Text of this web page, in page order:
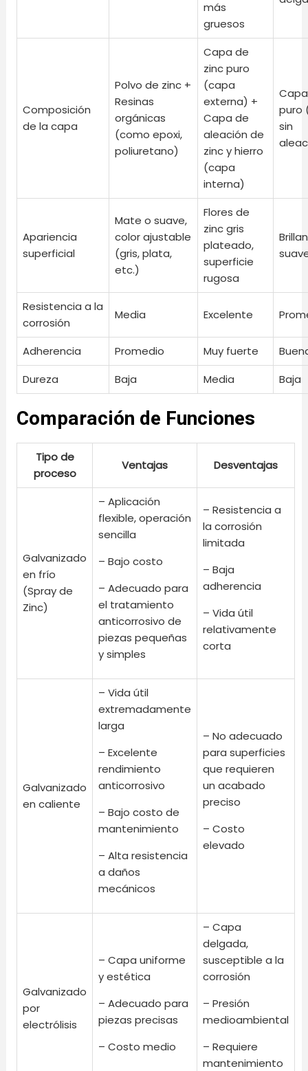
más
gruesos
Composición
de la capa
Polvo de zinc +
Resinas
orgánicas
(como epoxi,
poliuretano)
Capa de
zinc puro
(capa
externa) +
Capa de
aleación de
zinc y hierro
(capa
interna)
puro
sin
Apariencia
superficial
Mate o suave,
color ajustable
(gris, plata,
etc.)
Flores de
zinc gris
plateado,
superficie
rugosa
Resistencia a la
corrosión
Media Excelente
Adherencia Promedio Muy fuerte
Dureza
Baja Media Baja
Comparación de Funciones
Tipo de
proceso
Ventajas Desventajas
Galvanizado
en frío
(Spray de
Zinc)
– Aplicación
flexible, operación
sencilla
– Bajo costo
– Adecuado para
el tratamiento
anticorrosivo de
piezas pequeñas
y simples
– Resistencia a
la corrosión
limitada
– Baja
adherencia
– Vida útil
relativamente
corta
Galvanizado
en caliente
– Vida útil
extremadamente
larga
– Excelente
rendimiento
anticorrosivo
– Bajo costo de
mantenimiento
– Alta resistencia
a daños
mecánicos
– No adecuado
para superficies
que requieren
un acabado
preciso
– Costo
elevado
Galvanizado
por
electrólisis
– Capa uniforme
y estética
– Adecuado para
piezas precisas
– Costo medio
– Capa
delgada,
susceptible a la
corrosión
– Presión
medioambiental
– Requiere
mantenimiento